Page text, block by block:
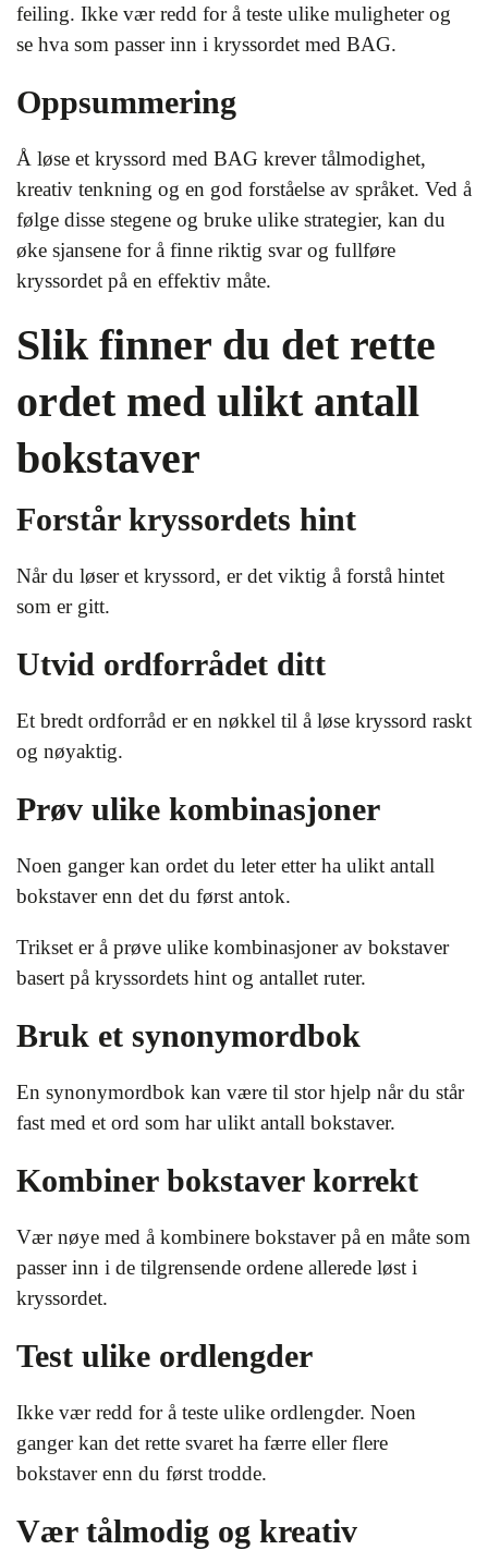
feiling. Ikke vær redd for å teste ulike muligheter og
se hva som passer inn i kryssordet med BAG.
Oppsummering
Å løse et kryssord med BAG krever tålmodighet,
kreativ tenkning og en god forståelse av språket. Ved å
følge disse stegene og bruke ulike strategier, kan du
øke sjansene for å finne riktig svar og fullføre
kryssordet på en effektiv måte.
Slik finner du det rette
ordet med ulikt antall
bokstaver
Forstår kryssordets hint
Når du løser et kryssord, er det viktig å forstå hintet
som er gitt.
Utvid ordforrådet ditt
Et bredt ordforråd er en nøkkel til å løse kryssord raskt
og nøyaktig.
Prøv ulike kombinasjoner
Noen ganger kan ordet du leter etter ha ulikt antall
bokstaver enn det du først antok.
Trikset er å prøve ulike kombinasjoner av bokstaver
basert på kryssordets hint og antallet ruter.
Bruk et synonymordbok
En synonymordbok kan være til stor hjelp når du står
fast med et ord som har ulikt antall bokstaver.
Kombiner bokstaver korrekt
Vær nøye med å kombinere bokstaver på en måte som
passer inn i de tilgrensende ordene allerede løst i
kryssordet.
Test ulike ordlengder
Ikke vær redd for å teste ulike ordlengder. Noen
ganger kan det rette svaret ha færre eller flere
bokstaver enn du først trodde.
Vær tålmodig og kreativ